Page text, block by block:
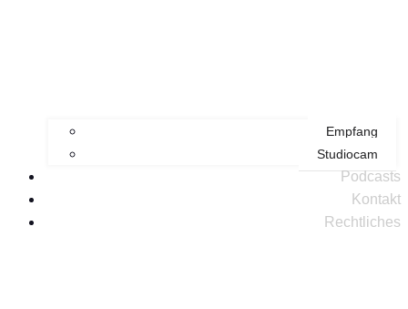
Empfang
Studiocam
Podcasts
Kontakt
Rechtliches